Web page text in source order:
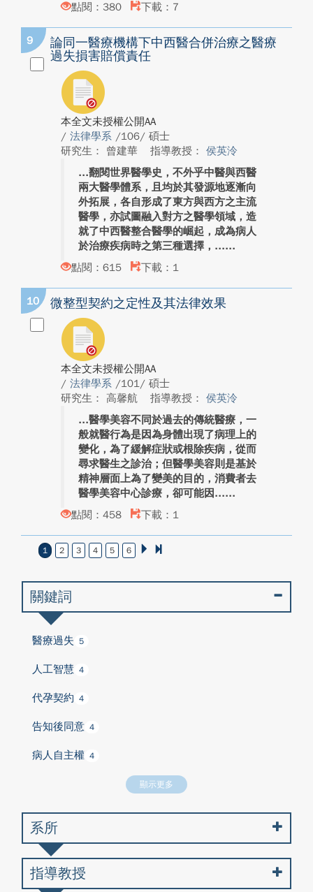
點閱：380
下載：7
9
論同一醫療機構下中西醫合併治療之醫療
過失損害賠償責任
本全文未授權公開AA
/ 法律學系 /106/ 碩士
研究生： 曾建華
指導教授： 侯英泠
翻閱世界醫學史，不外乎中醫與西醫
兩大醫學體系，且均於其發源地逐漸向
外拓展，各自形成了東方與西方之主流
醫學，亦試圖融入對方之醫學領域，造
就了中西醫整合醫學的崛起，成為病人
於治療疾病時之第三種選擇，...
點閱：615
下載：1
10 微整型契約之定性及其法律效果
本全文未授權公開AA
/ 法律學系 /101/ 碩士
研究生： 高馨航
指導教授： 侯英泠
醫學美容不同於過去的傳統醫療，一
般就醫行為是因為身體出現了病理上的
變化，為了緩解症狀或根除疾病，從而
尋求醫生之診治；但醫學美容則是基於
精神層面上為了變美的目的，消費者去
醫學美容中心診療，卻可能因...
點閱：458
下載：1
1 2 3 4 5 6
關鍵詞
醫療過失 5
人工智慧 4
代孕契約 4
告知後同意 4
病人自主權 4
顯示更多
系所
指導教授